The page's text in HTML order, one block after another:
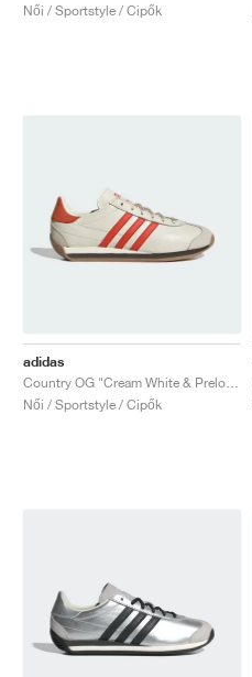
Női / Sportstyle / Cipők
adidas
Női / Sportstyle / Cipők